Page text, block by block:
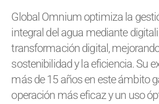
Global Omnium optimiza la
integral del agua mediante
transformación digital,
sostenibilidad y la eficiencia. Su
más de 15 años en este ámbito
operación más eficaz y un uso